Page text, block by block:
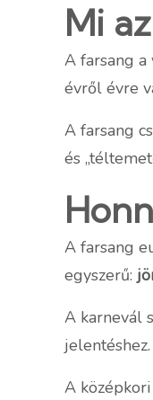
Mi
A farsang a
évről évre
A farsang
és
A farsang
egyszerű:
A karnevál
jelentéshez.
A